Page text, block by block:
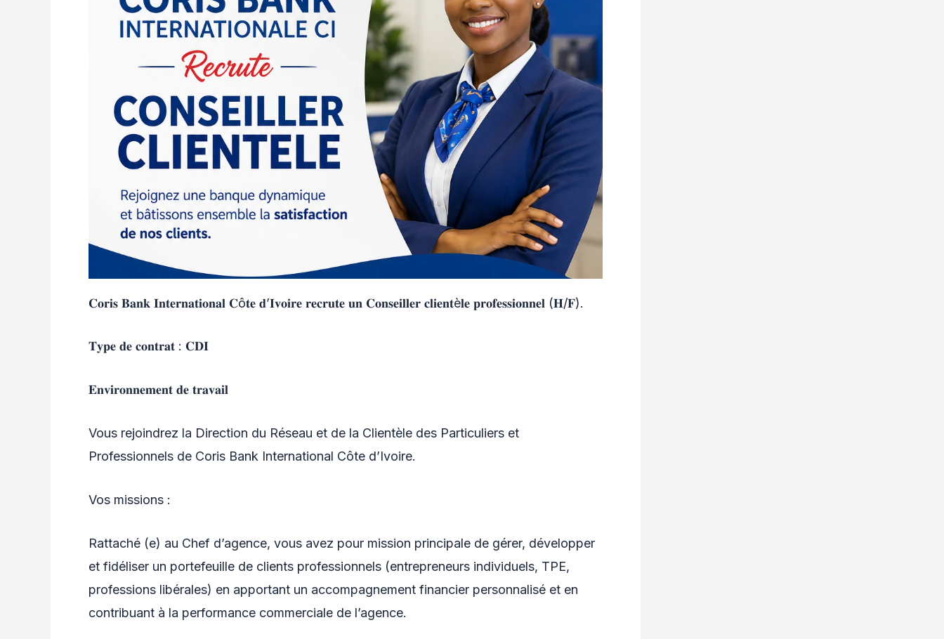
𝐂𝐨𝐫𝐢𝐬 𝐁𝐚𝐧𝐤 𝐈𝐧𝐭𝐞𝐫𝐧𝐚𝐭𝐢𝐨𝐧𝐚𝐥 𝐂ô𝐭𝐞 𝐝’𝐈𝐯𝐨𝐢𝐫𝐞 𝐫𝐞𝐜𝐫𝐮𝐭𝐞 𝐮𝐧 𝐂𝐨𝐧𝐬𝐞𝐢𝐥𝐥𝐞𝐫 𝐜𝐥𝐢𝐞𝐧𝐭è𝐥𝐞 𝐩𝐫𝐨𝐟𝐞𝐬𝐬𝐢𝐨𝐧𝐧𝐞𝐥 (𝐇/𝐅).
𝐓𝐲𝐩𝐞 𝐝𝐞 𝐜𝐨𝐧𝐭𝐫𝐚𝐭 : 𝐂𝐃𝐈
𝐄𝐧𝐯𝐢𝐫𝐨𝐧𝐧𝐞𝐦𝐞𝐧𝐭 𝐝𝐞 𝐭𝐫𝐚𝐯𝐚𝐢𝐥
Vous rejoindrez la Direction du Réseau et de la Clientèle des Particuliers et
Professionnels de Coris Bank International Côte d’Ivoire.
Vos missions :
Rattaché (e) au Chef d’agence, vous avez pour mission principale de gérer, développer
et fidéliser un portefeuille de clients professionnels (entrepreneurs individuels, TPE,
professions libérales) en apportant un accompagnement financier personnalisé et en
contribuant à la performance commerciale de l’agence.